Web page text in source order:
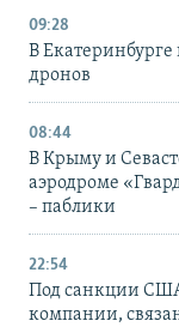
09:28
В Екатеринбурге
дронов
08:44
В Крыму и
аэродроме
– паблики
22:54
Под санкции
компании,